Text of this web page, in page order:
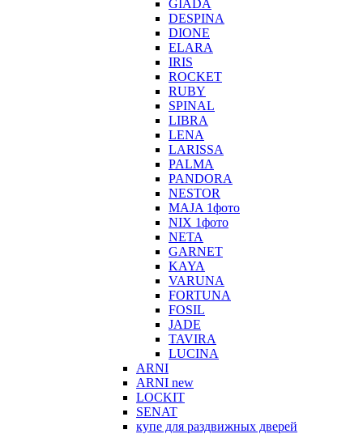
GIADA
DESPINA
DIONE
ELARA
IRIS
ROCKET
RUBY
SPINAL
LIBRA
LENA
LARISSA
PALMA
PANDORA
NESTOR
MAJA 1фото
NIX 1фото
NETA
GARNET
KAYA
VARUNA
FORTUNA
FOSIL
JADE
TAVIRA
LUCINA
ARNI
ARNI new
LOCKIT
SENAT
купе для раздвижных дверей